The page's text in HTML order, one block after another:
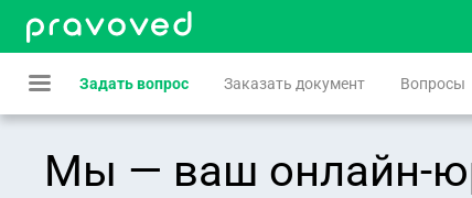
Задать вопрос Заказать документ Вопросы
Мы — ваш онлайн-